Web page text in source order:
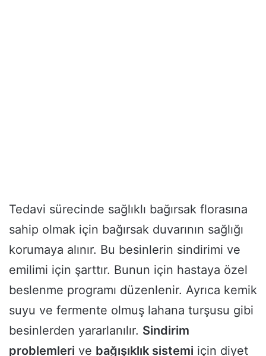
Tedavi sürecinde sağlıklı bağırsak florasına
sahip olmak için bağırsak duvarının sağlığı
korumaya alınır. Bu besinlerin sindirimi ve
emilimi için şarttır. Bunun için hastaya özel
beslenme programı düzenlenir. Ayrıca kemik
suyu ve fermente olmuş lahana turşusu gibi
besinlerden yararlanılır. Sindirim
problemleri ve bağışıklık sistemi için diyet